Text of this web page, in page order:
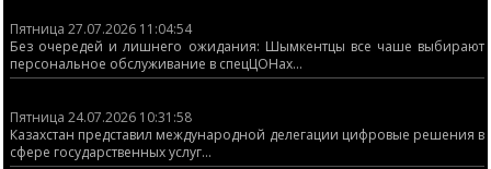
Пятница 27.07.2026 11:04:54
Без очередей и лишнего ожидания: Шымкентцы все чаше выбирают
персональное обслуживание в спецЦОНах...
Пятница 24.07.2026 10:31:58
Казахстан представил международной делегации цифровые решения в
сфере государственных услуг...